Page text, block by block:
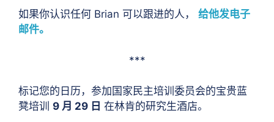
如果你认识任何 Brian 可以跟进的人， 给他发电子
邮件。
***
标记您的日历，参加国家民主培训委员会的宝贵蓝
凳培训 9 月 29 日 在林肯的研究生酒店。